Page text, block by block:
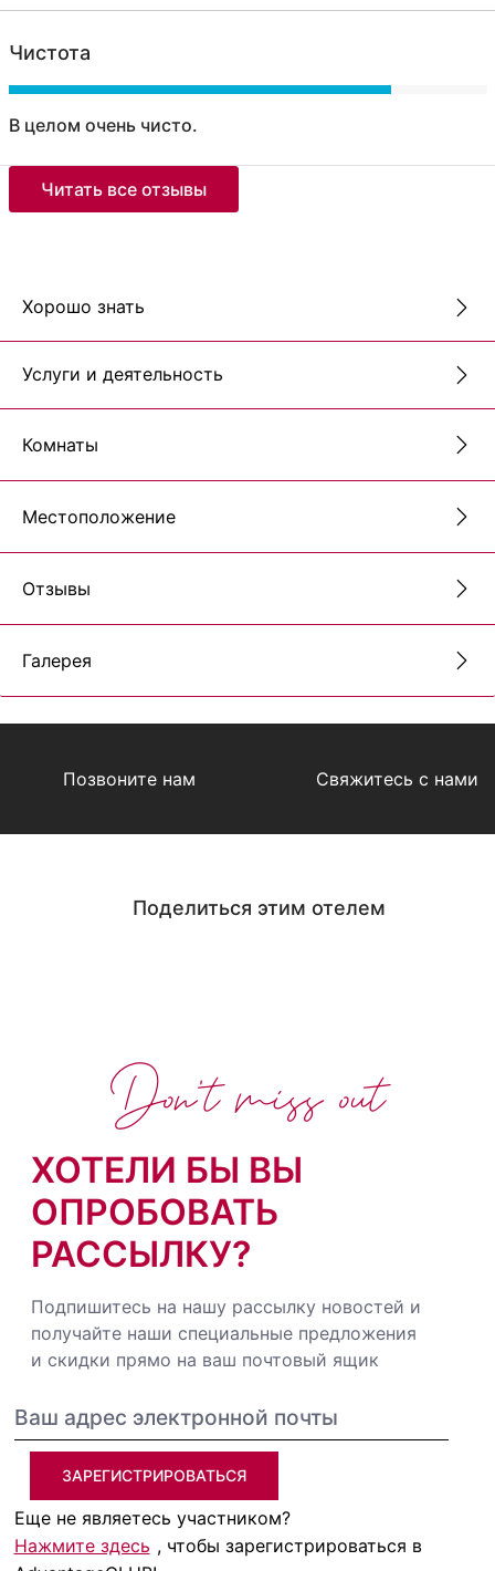
Чистота
В целом очень чисто.
Читать все отзывы
Хорошо знать
Услуги и деятельность
Комнаты
Местоположение
Отзывы
Галерея
Позвоните нам Свяжитесь с нами
Поделиться этим отелем
ХОТЕЛИ БЫ ВЫ
ОПРОБОВАТЬ
РАССЫЛКУ?
Подпишитесь на нашу рассылку новостей и
получайте наши специальные предложения
и скидки прямо на ваш почтовый ящик
ЗАРЕГИСТРИРОВАТЬСЯ
Еще не являетесь участником?
Нажмите здесь , чтобы зарегистрироваться в
Don't miss out